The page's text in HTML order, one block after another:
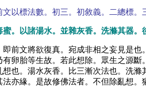
以標法數。初三。初敘義。二總標。
。以諸湯水。並雜灰香。洗滌其器。
前文將欲復真。宛成非相之妄見是
卵胎等生故。若此想除。眾生之源
也。湯水灰香。比三漸次法也。洗
亦緣。是故修佛法者。不但除亂想